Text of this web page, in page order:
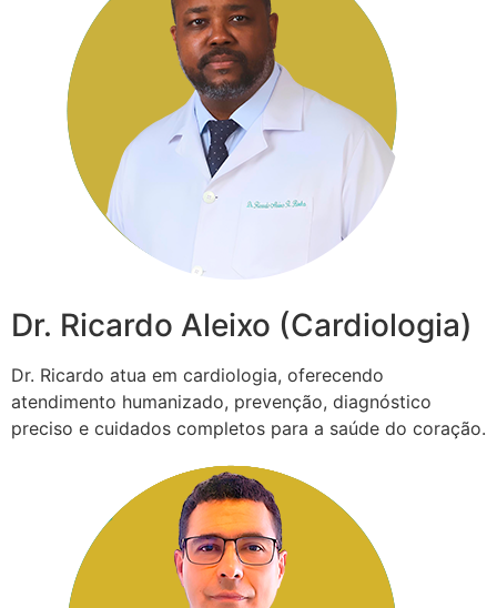
Dr. Ricardo Aleixo (Cardiologia)
Dr. Ricardo atua em cardiologia, oferecendo
atendimento humanizado, prevenção, diagnóstico
preciso e cuidados completos para a saúde do coração.